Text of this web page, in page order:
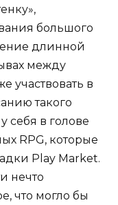
большого
длинной
между
участвовать в
такого
себя в голове
RPG, которые
Play Market.
нечто
что могло бы